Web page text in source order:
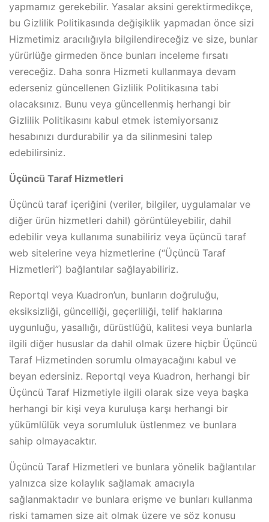
yapmamız gerekebilir. Yasalar aksini gerektirmedikçe,
bu Gizlilik Politikasında değişiklik yapmadan önce sizi
Hizmetimiz aracılığıyla bilgilendireceğiz ve size, bunlar
yürürlüğe girmeden önce bunları inceleme fırsatı
vereceğiz. Daha sonra Hizmeti kullanmaya devam
ederseniz güncellenen Gizlilik Politikasına tabi
olacaksınız. Bunu veya güncellenmiş herhangi bir
Gizlilik Politikasını kabul etmek istemiyorsanız
hesabınızı durdurabilir ya da silinmesini talep
edebilirsiniz.
Üçüncü Taraf Hizmetleri
Üçüncü taraf içeriğini (veriler, bilgiler, uygulamalar ve
diğer ürün hizmetleri dahil) görüntüleyebilir, dahil
edebilir veya kullanıma sunabiliriz veya üçüncü taraf
web sitelerine veya hizmetlerine (“Üçüncü Taraf
Hizmetleri”) bağlantılar sağlayabiliriz.
Reportql veya Kuadron’un, bunların doğruluğu,
eksiksizliği, güncelliği, geçerliliği, telif haklarına
uygunluğu, yasallığı, dürüstlüğü, kalitesi veya bunlarla
ilgili diğer hususlar da dahil olmak üzere hiçbir Üçüncü
Taraf Hizmetinden sorumlu olmayacağını kabul ve
beyan edersiniz. Reportql veya Kuadron, herhangi bir
Üçüncü Taraf Hizmetiyle ilgili olarak size veya başka
herhangi bir kişi veya kuruluşa karşı herhangi bir
yükümlülük veya sorumluluk üstlenmez ve bunlara
sahip olmayacaktır.
Üçüncü Taraf Hizmetleri ve bunlara yönelik bağlantılar
yalnızca size kolaylık sağlamak amacıyla
sağlanmaktadır ve bunlara erişme ve bunları kullanma
riski tamamen size ait olmak üzere ve söz konusu